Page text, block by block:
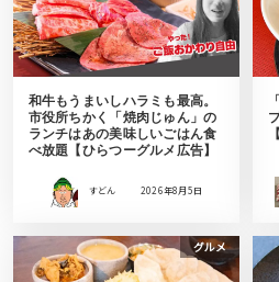
和牛もうまいしハラミも最高。
市役所ちかく「焼肉じゅん」の
ランチはあの美味しいごはん食
べ放題【ひらつーグルメ広告】
すどん 2026年8月5日
グルメ